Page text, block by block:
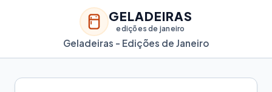
GELADEIRAS
edições de janeiro
Geladeiras - Edições de Janeiro